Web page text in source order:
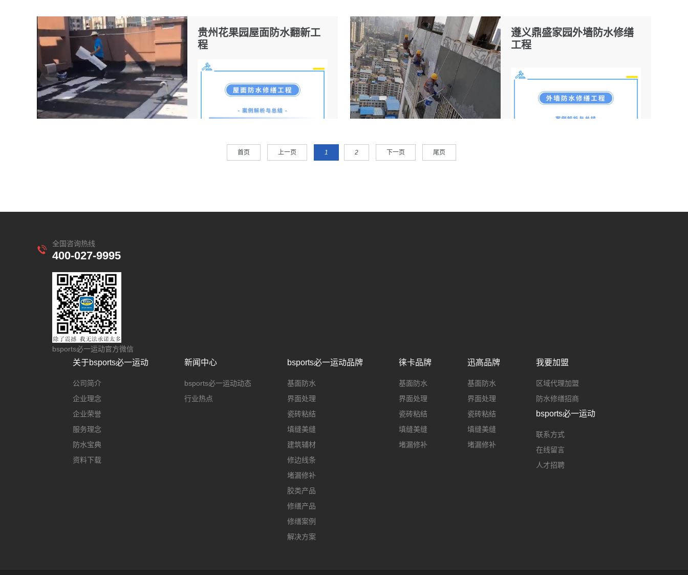
贵州花果园屋面防水翻新工
程
遵义鼎盛家园外墙防水修缮
工程
首页 上一页 1 2 下一页 尾页
全国咨询热线
400-027-9995
bsports必一运动官方微信
关于bsports必一运动
公司简介
企业理念
企业荣誉
服务理念
防水宝典
资料下载
新闻中心
bsports必一运动动态
行业热点
bsports必一运动品牌
基面防水
界面处理
瓷砖粘结
填缝美缝
建筑辅材
修边线条
堵漏修补
胶类产品
修缮产品
修缮案例
解决方案
徕卡品牌
基面防水
界面处理
瓷砖粘结
填缝美缝
堵漏修补
迅高品牌
基面防水
界面处理
瓷砖粘结
填缝美缝
堵漏修补
我要加盟
区域代理加盟
防水修缮招商
bsports必一运动
联系方式
在线留言
人才招聘